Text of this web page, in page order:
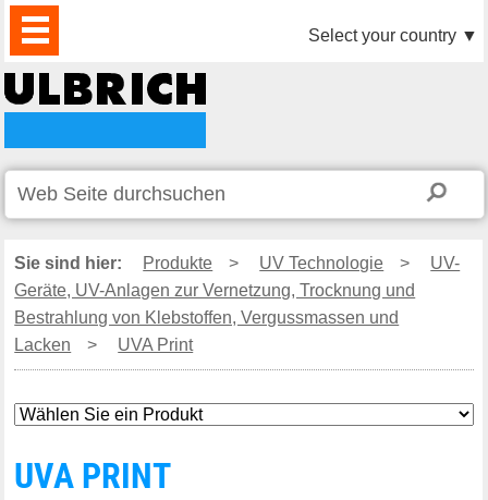
PRODUKTE
AKTUELLES
DOWNLOAD
VIDEO
PARTNER
UNTERNEHMEN
KONTAKTE Select your country ▼
Sie sind hier: Produkte > UV Technologie >
UV-
Geräte, UV-Anlagen zur Vernetzung, Trocknung und
Bestrahlung von Klebstoffen, Vergussmassen und
Lacken
> UVA Print
UVA PRINT